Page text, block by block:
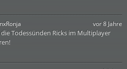
vor 8 Jahre
Todessünden Ricks im Multiplayer